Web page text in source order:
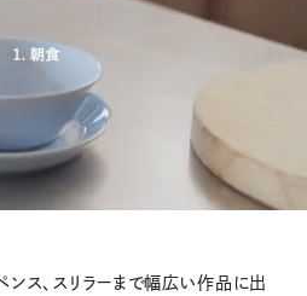
M
ンス、スリラーまで幅広い作品に出